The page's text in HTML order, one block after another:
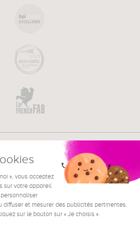
D'AIDE ? FR
», vous acceptez
sur votre appareil
diffuser et mesurer des publicités pertinentes.
sur le bouton sur « Je choisis ».